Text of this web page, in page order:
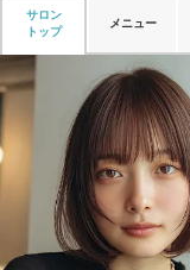
サロン
トップ
メニュー